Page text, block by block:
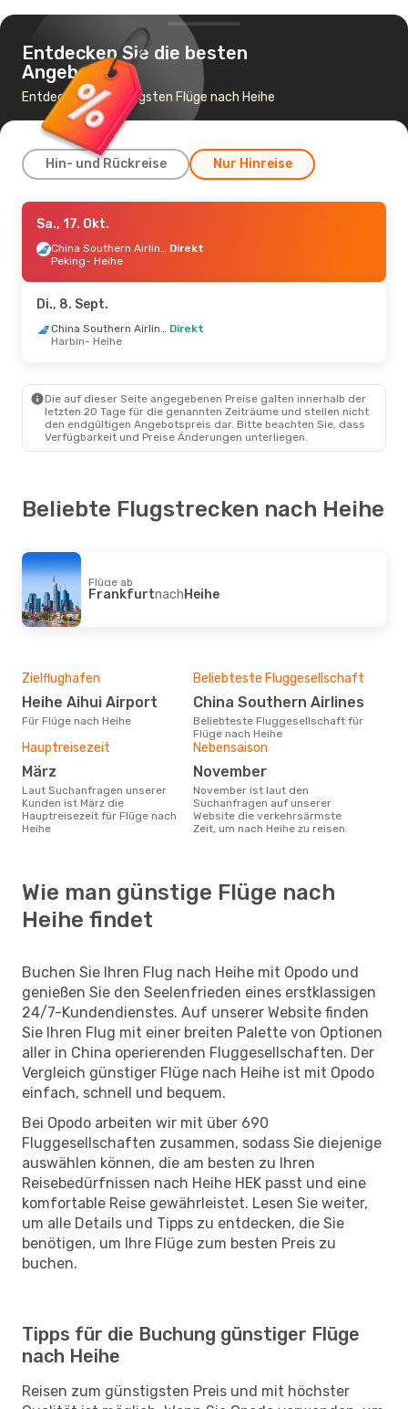
Entdecken Sie die besten
Angebote
Entdecke die günstigsten Flüge nach Heihe
Hin- und Rückreise Nur Hinreise
Mo., 5. Okt.- Sa., 10. Okt.
Turkish Airlines 2 Zwischenstopps
Frankfurt- Heihe
2 Zwischenstopps
Heihe- Frankfurt
Sa., 17. Okt.
China Southern Airlines Direkt
Peking- Heihe
Di., 8. Sept.
China Southern Airlines Direkt
Harbin- Heihe
Die auf dieser Seite angegebenen Preise galten innerhalb der
letzten 20 Tage für die genannten Zeiträume und stellen nicht
den endgültigen Angebotspreis dar. Bitte beachten Sie, dass
Verfügbarkeit und Preise Änderungen unterliegen.
Beliebte Flugstrecken nach Heihe
Flüge ab
FrankfurtnachHeihe
Zielflughafen
Heihe Aihui Airport
Für Flüge nach Heihe
Beliebteste Fluggesellschaft
China Southern Airlines
Beliebteste Fluggesellschaft für
Flüge nach Heihe
Hauptreisezeit
März
Laut Suchanfragen unserer
Kunden ist März die
Hauptreisezeit für Flüge nach
Heihe
Nebensaison
November
November ist laut den
Suchanfragen auf unserer
Website die verkehrsärmste
Zeit, um nach Heihe zu reisen.
Wie man günstige Flüge nach
Heihe findet
Buchen Sie Ihren Flug nach Heihe mit Opodo und
genießen Sie den Seelenfrieden eines erstklassigen
24/7-Kundendienstes. Auf unserer Website finden
Sie Ihren Flug mit einer breiten Palette von Optionen
aller in China operierenden Fluggesellschaften. Der
Vergleich günstiger Flüge nach Heihe ist mit Opodo
einfach, schnell und bequem.
Bei Opodo arbeiten wir mit über 690
Fluggesellschaften zusammen, sodass Sie diejenige
auswählen können, die am besten zu Ihren
Reisebedürfnissen nach Heihe HEK passt und eine
komfortable Reise gewährleistet. Lesen Sie weiter,
um alle Details und Tipps zu entdecken, die Sie
benötigen, um Ihre Flüge zum besten Preis zu
buchen.
Tipps für die Buchung günstiger Flüge
nach Heihe
Reisen zum günstigsten Preis und mit höchster